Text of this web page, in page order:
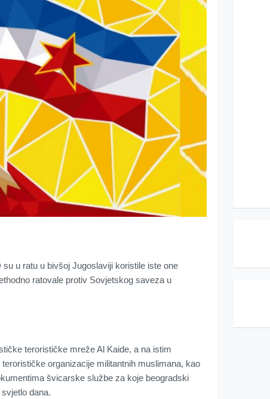
su u ratu u bivšoj Jugoslaviji koristile iste one
ratovale protiv Sovjetskog saveza u
terorističke mreže Al Kaide, a na istim
organizacije militantnih muslimana, kao
švicarske službe za koje beogradski
dana.